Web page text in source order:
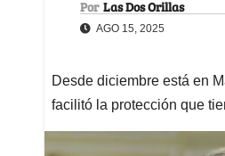
Por Las Dos Orillas
AGO 15, 2025
Desde diciembre está en
facilitó la protección que